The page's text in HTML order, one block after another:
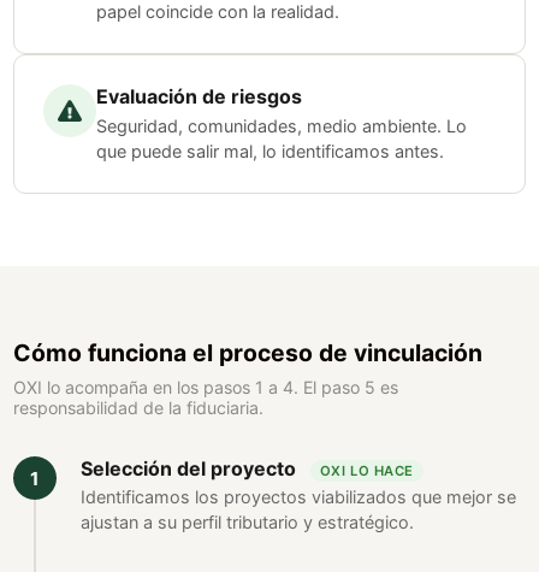
papel coincide con la realidad.
Evaluación de riesgos
Seguridad, comunidades, medio ambiente. Lo
que puede salir mal, lo identificamos antes.
Cómo funciona el proceso de vinculación
OXI lo acompaña en los pasos 1 a 4. El paso 5 es
responsabilidad de la fiduciaria.
Selección del proyecto OXI LO HACE
Identificamos los proyectos viabilizados que mejor se
ajustan a su perfil tributario y estratégico.